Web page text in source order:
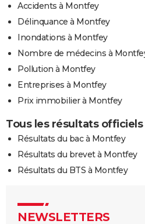
Accidents à Montfey
Délinquance à Montfey
Inondations à Montfey
Nombre de médecins à
Pollution à Montfey
Entreprises à Montfey
Prix immobilier à Montfey
Tous les résultats
Résultats du bac à Montfey
Résultats du brevet à Montfey
Résultats du BTS à Montfey
NEWSLETTERS